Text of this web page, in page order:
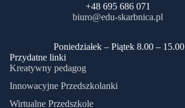
+48 695 686 071
biuro@edu-skarbnica.pl
​Poniedziałek – Piątek 8.00 – 15.00
Przydatne linki
Kreatywny pedagog
Innowacyjne Przedszkolanki
Wirtualne Przedszkole